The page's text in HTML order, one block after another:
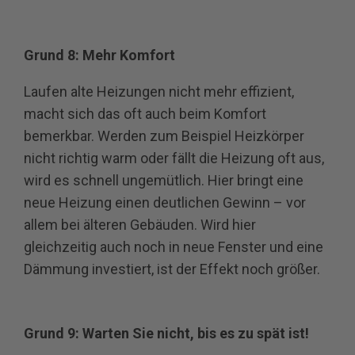
Grund 8: Mehr Komfort
Laufen alte Heizungen nicht mehr effizient,
macht sich das oft auch beim Komfort
bemerkbar. Werden zum Beispiel Heizkörper
nicht richtig warm oder fällt die Heizung oft aus,
wird es schnell ungemütlich. Hier bringt eine
neue Heizung einen deutlichen Gewinn – vor
allem bei älteren Gebäuden. Wird hier
gleichzeitig auch noch in neue Fenster und eine
Dämmung investiert, ist der Effekt noch größer.
Grund 9: Warten Sie nicht, bis es zu spät ist!